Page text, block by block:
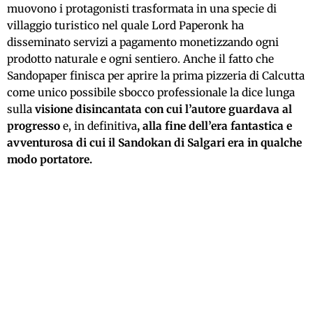
muovono i protagonisti trasformata in una specie di
villaggio turistico nel quale Lord Paperonk ha
disseminato servizi a pagamento monetizzando ogni
prodotto naturale e ogni sentiero. Anche il fatto che
Sandopaper finisca per aprire la prima pizzeria di Calcutta
come unico possibile sbocco professionale la dice lunga
sulla visione disincantata con cui l’autore guardava al
progresso e, in definitiva, alla fine dell’era fantastica e
avventurosa di cui il Sandokan di Salgari era in qualche
modo portatore.